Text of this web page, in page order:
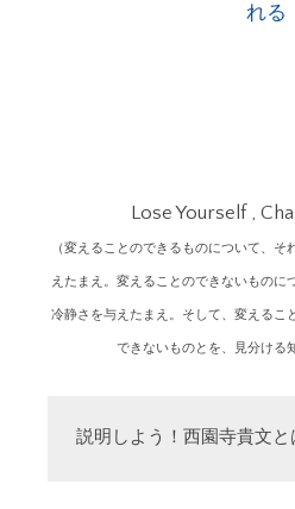
れる
Lose Yourself ,
（変えることのできるものについて、
えたまえ。変えることのできないものに
冷静さを与えたまえ。そして、変えるこ
できないものとを、見分ける
説明しよう！西園寺貴文